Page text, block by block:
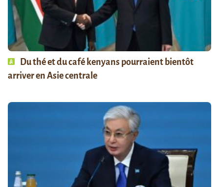
Du thé et du café kenyans pourraient bientôt
arriver en Asie centrale